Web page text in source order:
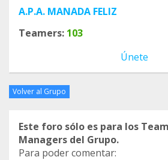
A.P.A. MANADA FELIZ
Teamers: 103
Únete
Volver al Grupo
Este foro sólo es para los
Managers del Grupo.
Para poder comentar: